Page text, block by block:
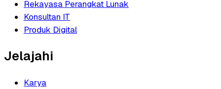
Rekayasa Perangkat Lunak
Konsultan IT
Produk Digital
Jelajahi
Karya